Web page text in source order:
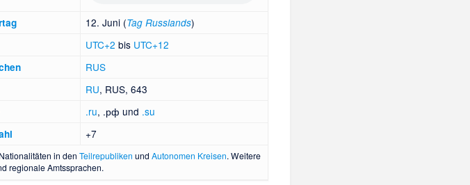
12. Juni (Tag Russlands)
UTC+2 bis UTC+12
RUS
RU, RUS, 643
.ru, .рф und .su
+7
in den Teilrepubliken und Autonomen Kreisen. Weitere
regionale Amtssprachen.